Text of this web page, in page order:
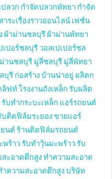
ลวก กำจัดปลวกพัทยา กำจัด
สาระเรื่องราวออนไลน์ เฟชั่น
ผ้าม่านชลบุรี ผ้าม่านพัทยา
เปอร์ชลบุรี วอลเปเปอร์ชล
านชลบุรี มู่ลี่ชลบุรี มู่ลี่พัทยา
บุรี ก่อสร้าง บ้านน่าอยู่ ผลิตก
ลิฟท์ โรงงานถังเหล็ก รับผลิต
รับทำกระบะเหล็ก แอร์รถยนต์
บติดฟิล์มระยองขายแอร์
นต์ ร้านติดฟิล์มรถยนต์
พร้าว รับทำวุ้นมะพร้าว รับ
ะอาดตึกสูงทำความสะอาด
ความสะอาดตึกสูงบริษัท